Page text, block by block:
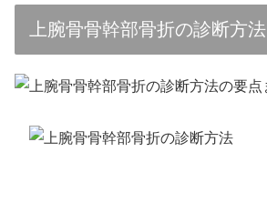
上腕骨骨幹部骨折の診断方法